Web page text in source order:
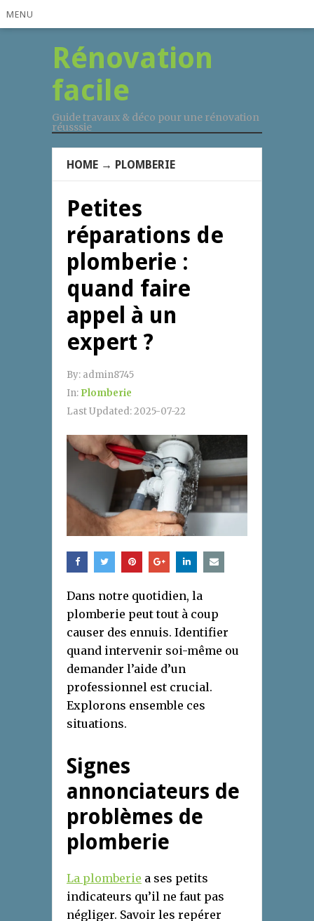
MENU
Rénovation
facile
Guide travaux & déco pour une rénovation
réusssie
HOME → PLOMBERIE
Petites
réparations de
plomberie :
quand faire
appel à un
expert ?
By: admin8745
In: Plomberie
Last Updated:2025-07-22
Dans notre quotidien, la
plomberie peut tout à coup
causer des ennuis. Identifier
quand intervenir soi-même ou
demander l’aide d’un
professionnel est crucial.
Explorons ensemble ces
situations.
Signes
annonciateurs de
problèmes de
plomberie
La plomberie a ses petits
indicateurs qu’il ne faut pas
négliger. Savoir les repérer